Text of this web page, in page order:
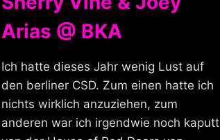
Arias @ BKA
Ich hatte dieses Jahr wenig Lust auf
den berliner CSD. Zum einen hatte ich
nichts wirklich anzuziehen, zum
anderen war ich irgendwie noch kaputt